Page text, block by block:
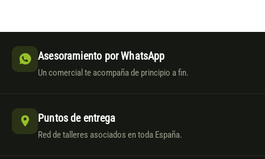
Asesoramiento por WhatsApp
Un comercial te acompaña de principio a fin.
Puntos de entrega
Red de talleres asociados en toda España.